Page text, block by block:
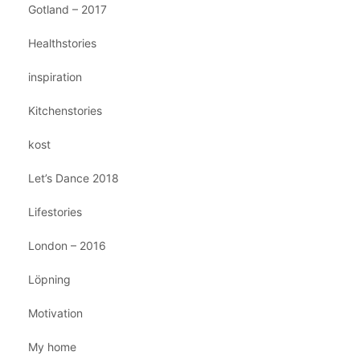
Gotland – 2017
Healthstories
inspiration
Kitchenstories
kost
Let’s Dance 2018
Lifestories
London – 2016
Löpning
Motivation
My home